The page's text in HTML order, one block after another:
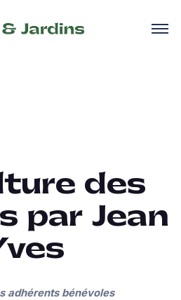
des
par Jean
adhérents bénévoles